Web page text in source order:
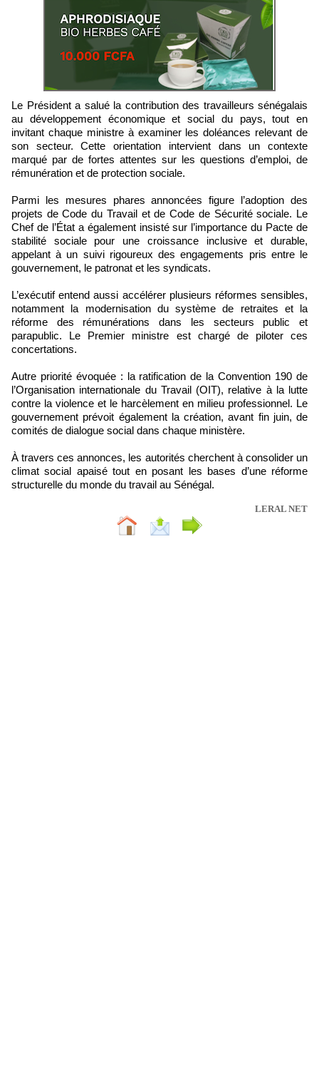
Le Président a salué la contribution des travailleurs sénégalais
au développement économique et social du pays, tout en
invitant chaque ministre à examiner les doléances relevant de
son secteur. Cette orientation intervient dans un contexte
marqué par de fortes attentes sur les questions d’emploi, de
rémunération et de protection sociale.
Parmi les mesures phares annoncées figure l’adoption des
projets de Code du Travail et de Code de Sécurité sociale. Le
Chef de l’État a également insisté sur l’importance du Pacte de
stabilité sociale pour une croissance inclusive et durable,
appelant à un suivi rigoureux des engagements pris entre le
gouvernement, le patronat et les syndicats.
L’exécutif entend aussi accélérer plusieurs réformes sensibles,
notamment la modernisation du système de retraites et la
réforme des rémunérations dans les secteurs public et
parapublic. Le Premier ministre est chargé de piloter ces
concertations.
Autre priorité évoquée : la ratification de la Convention 190 de
l’Organisation internationale du Travail (OIT), relative à la lutte
contre la violence et le harcèlement en milieu professionnel. Le
gouvernement prévoit également la création, avant fin juin, de
comités de dialogue social dans chaque ministère.
À travers ces annonces, les autorités cherchent à consolider un
climat social apaisé tout en posant les bases d’une réforme
structurelle du monde du travail au Sénégal.
LERAL NET